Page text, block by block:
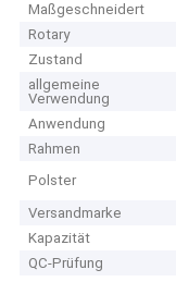
Maßgeschneidert
Rotary
Zustand
allgemeine
Verwendung
Anwendung
Rahmen
Polster
Versandmarke
Kapazität
QC-Prüfung